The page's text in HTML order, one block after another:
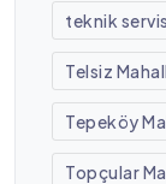
teknik
Telsiz
Tepeköy
Topçular